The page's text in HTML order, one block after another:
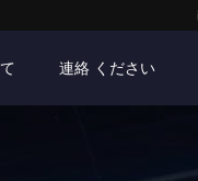
連絡 ください